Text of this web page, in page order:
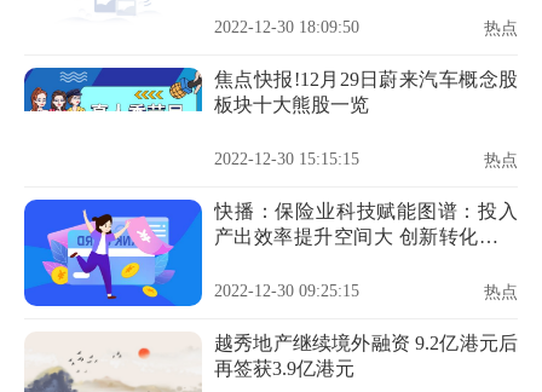
2022-12-30 18:09:50 热点
焦点快报!12月29日蔚来汽车概念股
板块十大熊股一览
2022-12-30 15:15:15 热点
快播：保险业科技赋能图谱：投入
产出效率提升空间大 创新转化模式
2022-12-30 09:25:15 热点
越秀地产继续境外融资 9.2亿港元后
再签获3.9亿港元